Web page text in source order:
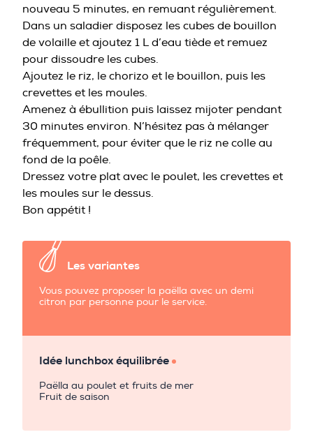
nouveau 5 minutes, en remuant régulièrement.
Dans un saladier disposez les cubes de bouillon
de volaille et ajoutez 1 L d’eau tiède et remuez
pour dissoudre les cubes.
Ajoutez le riz, le chorizo et le bouillon, puis les
crevettes et les moules.
Amenez à ébullition puis laissez mijoter pendant
30 minutes environ. N’hésitez pas à mélanger
fréquemment, pour éviter que le riz ne colle au
fond de la poêle.
Dressez votre plat avec le poulet, les crevettes et
les moules sur le dessus.
Bon appétit !
Les variantes
Vous pouvez proposer la paëlla avec un demi
citron par personne pour le service.
Idée lunchbox équilibrée
Paëlla au poulet et fruits de mer
Fruit de saison